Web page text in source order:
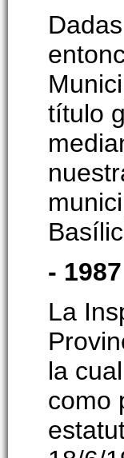
título
-
La
la
como